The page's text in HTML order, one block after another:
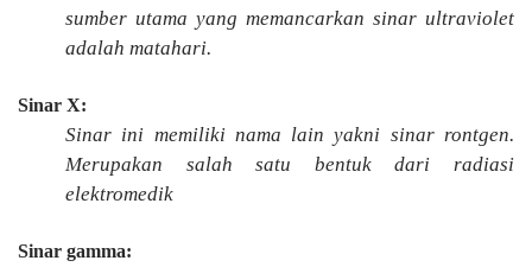
sumber utama yang memancarkan sinar ultraviolet
adalah matahari.
Sinar X:
Sinar ini memiliki nama lain yakni sinar rontgen.
Merupakan salah satu bentuk dari radiasi
elektromedik
Sinar gamma: